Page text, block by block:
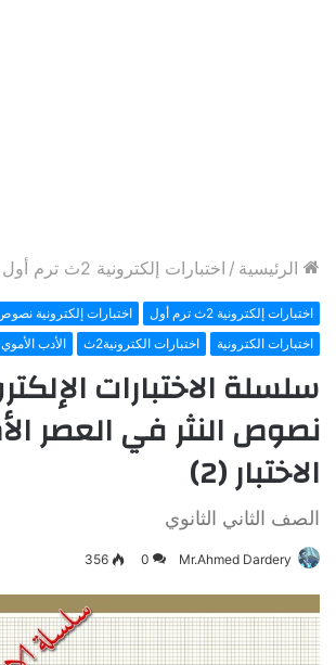
الرئيسية / اختبارات إلكترونية 2ث ترم أول
اختبارات إلكترونية 2ث ترم أول
اختبارات إلكترونية نصوص 2ث ترم
اختبارات الكترونية
اختبارات الكترونية2ث الأدب الأموي 2ث
سلسلة الاختبارات
نصوص النثر في العصر
الاختبار (2)
الصف الثاني الثانوي
Mr.Ahmed Dardery
0
356